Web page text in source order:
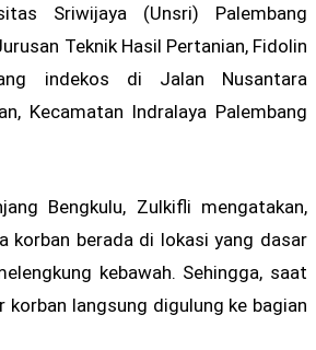
Sriwijaya (Unsri) Palembang
Teknik Hasil Pertanian, Fidolin
indekos di Jalan Nusantara
Kecamatan Indralaya Palembang
Bengkulu, Zulkifli mengatakan,
korban berada di lokasi yang dasar
kebawah. Sehingga, saat
korban langsung digulung ke bagian